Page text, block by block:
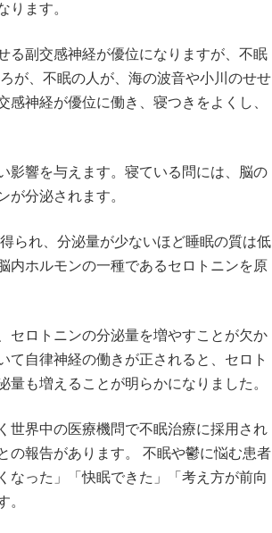
ります。
る副交感神経が優位になりますが、不眠
が、不眠の人が、海の波音や小川のせせ
神経が優位に働き、寝つきをよくし、
影響を与えます。寝ている問には、脳の
が分泌されます。
られ、分泌量が少ないほど睡眠の質は低
内ホルモンの一種であるセロトニンを原
セロトニンの分泌量を増やすことが欠か
て自律神経の働きが正されると、セロト
も増えることが明らかになりました。
世界中の医療機問で不眠治療に採用され
の報告があります。 不眠や鬱に悩む患者
なった」「快眠できた」「考え方が前向
。